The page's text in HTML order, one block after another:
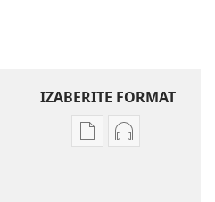
IZABERITE FORMAT
PostavkePostavke